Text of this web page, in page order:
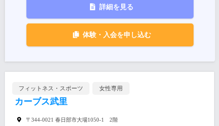
詳細を見る
体験・入会を申し込む
フィットネス・スポーツ 女性専用
カーブス武里
〒344-0021 春日部市大場1050-1 2階